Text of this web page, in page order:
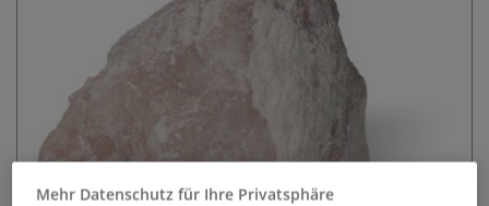
Mehr Datenschutz für Ihre Privatsphäre